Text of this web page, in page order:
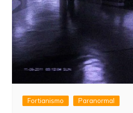
Fortianismo Paranormal